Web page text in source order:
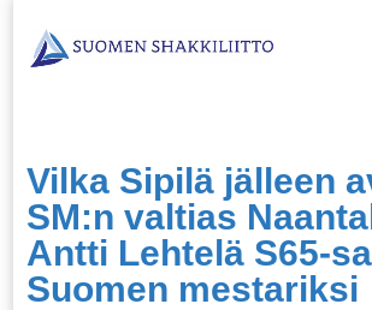
Vilka Sipilä jälleen
SM:n valtias
Antti Lehtelä S65-
Suomen mestariksi